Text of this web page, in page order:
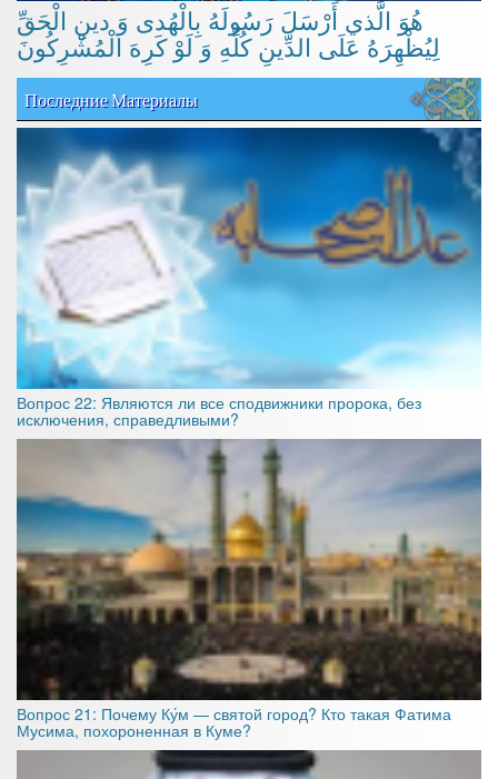
هُوَ الَّذي أَرْسَلَ رَسُولَهُ بِالْهُدى وَ دينِ الْحَقِّ
لِيُظْهِرَهُ عَلَى الدِّينِ كُلِّهِ وَ لَوْ كَرِهَ الْمُشْرِكُونَ
Последние Материалы
Вопрос 22: Являются ли все сподвижники пророка, без
исключения, справедливыми?
Вопрос 21: Почему Ку́м — святой город? Кто такая Фатима
Мусима, похороненная в Куме?